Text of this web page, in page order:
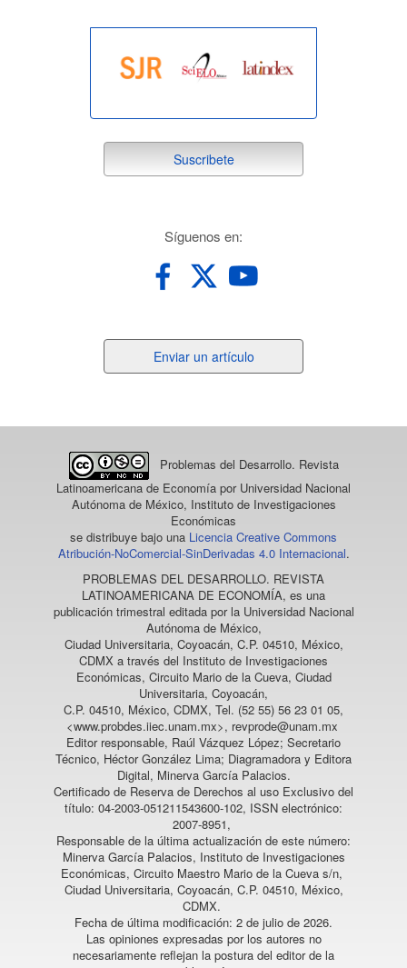
suscribete
Suscribete
Síguenos en:
un
Enviar un artículo
Problemas del Desarrollo. Revista
Latinoamericana de Economía por Universidad Nacional
Autónoma de México, Instituto de Investigaciones
Económicas
se distribuye bajo una Licencia Creative Commons
Atribución-NoComercial-SinDerivadas 4.0 Internacional.
PROBLEMAS DEL DESARROLLO. REVISTA
LATINOAMERICANA DE ECONOMÍA, es una
publicación trimestral editada por la Universidad Nacional
Autónoma de México,
Ciudad Universitaria, Coyoacán, C.P. 04510, México,
CDMX a través del Instituto de Investigaciones
Económicas, Circuito Mario de la Cueva, Ciudad
Universitaria, Coyoacán,
C.P. 04510, México, CDMX, Tel. (52 55) 56 23 01 05,
<www.probdes.iiec.unam.mx>, revprode@unam.mx
Editor responsable, Raúl Vázquez López; Secretario
Técnico, Héctor González Lima; Diagramadora y Editora
Digital, Minerva García Palacios.
Certificado de Reserva de Derechos al uso Exclusivo del
título: 04-2003-051211543600-102, ISSN electrónico:
2007-8951,
Responsable de la última actualización de este número:
Minerva García Palacios, Instituto de Investigaciones
Económicas, Circuito Maestro Mario de la Cueva s/n,
Ciudad Universitaria, Coyoacán, C.P. 04510, México,
CDMX.
Fecha de última modificación: 2 de julio de 2026.
Las opiniones expresadas por los autores no
necesariamente reflejan la postura del editor de la